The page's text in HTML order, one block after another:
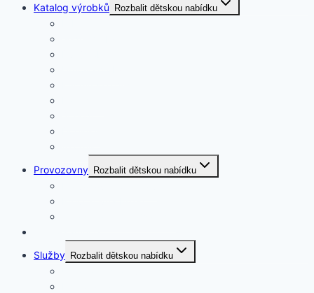
Katalog výrobků
Rozbalit dětskou nabídku
Provozovny Rozbalit dětskou nabídku
Služby Rozbalit dětskou nabídku